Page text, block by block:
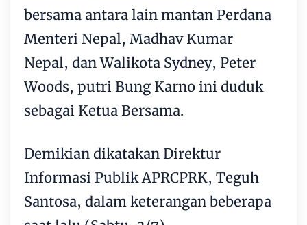
bersama antara lain mantan Perdana
Menteri Nepal, Madhav Kumar
Nepal, dan Walikota Sydney, Peter
Woods, putri Bung Karno ini duduk
sebagai Ketua Bersama.
Demikian dikatakan Direktur
Informasi Publik APRCPRK, Teguh
Santosa, dalam keterangan beberapa